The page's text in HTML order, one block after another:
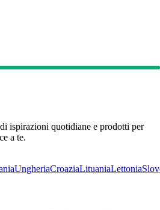
ispirazioni quotidiane e prodotti per
a te.
UngheriaCroaziaLituaniaLettonia